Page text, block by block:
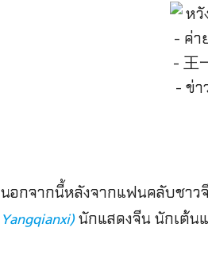
นอกจากนี้หลังจากแฟนคลับชาว
Yangqianxi)นักแสดงจีน นักเต้น